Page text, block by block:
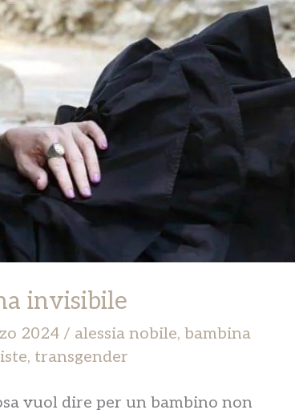
invisibile
2024 / alessia nobile, bambina
, transgender
vuol dire per un bambino non